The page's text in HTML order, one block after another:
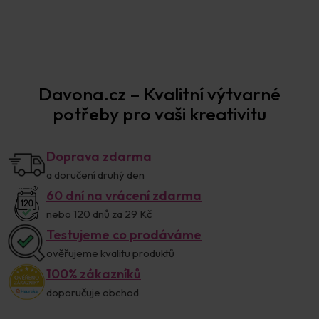
Davona.cz – Kvalitní výtvarné
potřeby pro vaši kreativitu
Doprava zdarma
a doručení druhý den
60 dní na vrácení zdarma
nebo 120 dnů za 29 Kč
Testujeme co prodáváme
ověřujeme kvalitu produktů
100% zákazníků
doporučuje obchod